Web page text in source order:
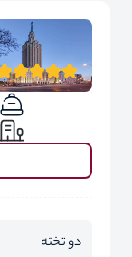
دو تخته